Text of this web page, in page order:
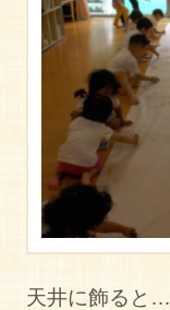
天井に飾ると…